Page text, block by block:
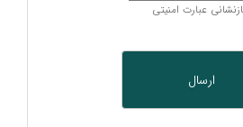
عبارت امنیتی